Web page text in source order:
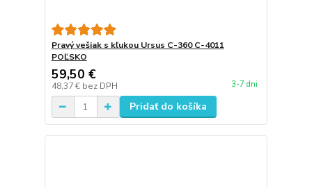
Pravý vešiak s kľukou Ursus C-360 C-4011
POĽSKO
59,50 €
48,37 € bez DPH 3-7 dni
Pridať do košíka